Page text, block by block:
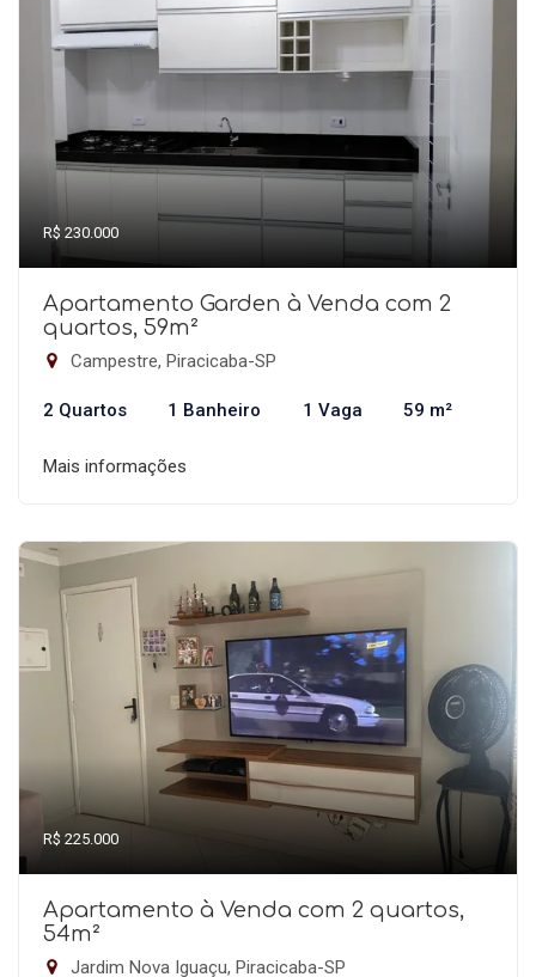
R$ 230.000
Apartamento Garden à Venda com 2
quartos, 59m²
Campestre, Piracicaba-SP
2 Quartos 1 Banheiro 1 Vaga 59 m²
Mais informações
R$ 225.000
Apartamento à Venda com 2 quartos,
54m²
Jardim Nova Iguaçu, Piracicaba-SP